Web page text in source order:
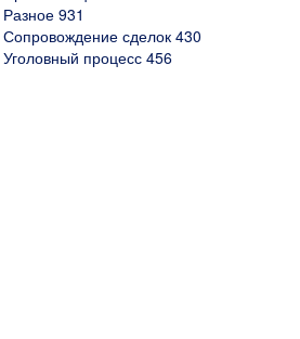
Разное 931
Сопровождение сделок 430
Уголовный процесс 456